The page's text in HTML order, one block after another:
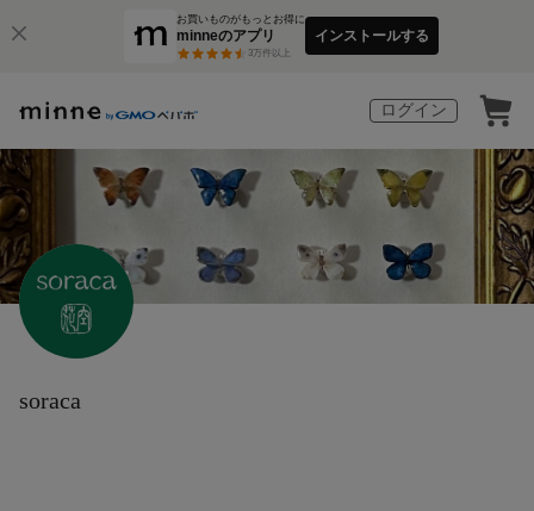
お買いものがもっとお得に
minneのアプリ
3万件以上
インストールする
ログイン
soraca